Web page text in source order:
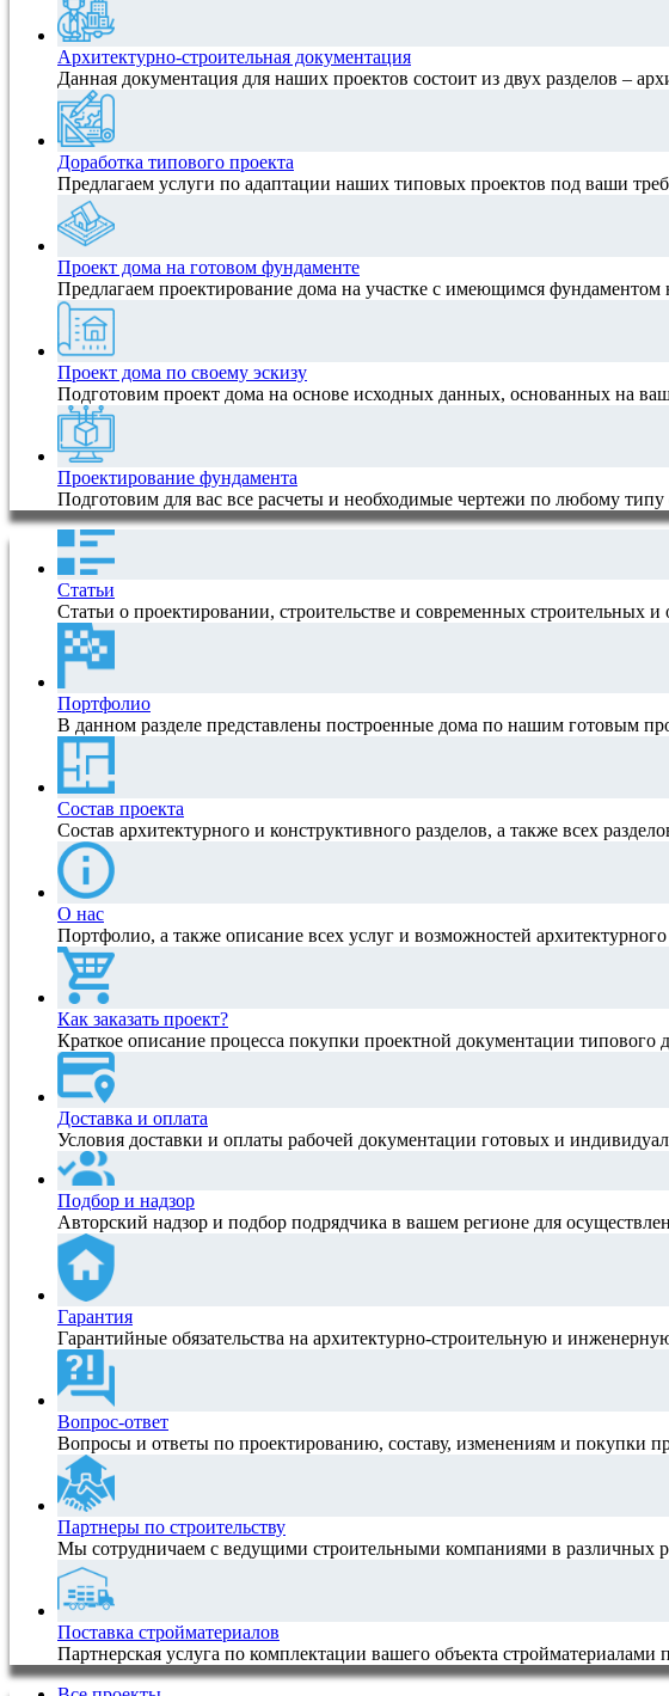
Архитектурно-строительная документация
Данная документация для наших проектов состоит из двух разделов –
Доработка типового проекта
Предлагаем услуги по адаптации наших типовых проектов под ваши
Проект дома на готовом фундаменте
Предлагаем проектирование дома на участке с имеющимся фундаментом
Проект дома по своему эскизу
Подготовим проект дома на основе исходных данных, основанных на
Проектирование фундамента
Подготовим для вас все расчеты и необходимые чертежи по любому типу
Статьи
Статьи о проектировании, строительстве и современных строительных и
Портфолио
В данном разделе представлены построенные дома по нашим готовым
Состав проекта
Состав архитектурного и конструктивного разделов, а также всех
О нас
Портфолио, а также описание всех услуг и возможностей
Как заказать проект?
Краткое описание процесса покупки проектной документации типового
Доставка и оплата
Условия доставки и оплаты рабочей документации готовых и
Подбор и надзор
Авторский надзор и подбор подрядчика в вашем регионе для
Гарантия
Гарантийные обязательства на архитектурно-строительную и
Вопрос-ответ
Вопросы и ответы по проектированию, составу, изменениям и покупки
Партнеры по строительству
Мы сотрудничаем с ведущими строительными компаниями в различных
Поставка стройматериалов
Партнерская услуга по комплектации вашего объекта стройматериалами